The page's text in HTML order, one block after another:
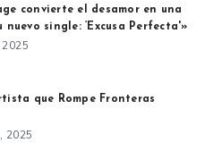
convierte el desamor en una
single: ‘Excusa Perfecta'»
que Rompe Fronteras
2025